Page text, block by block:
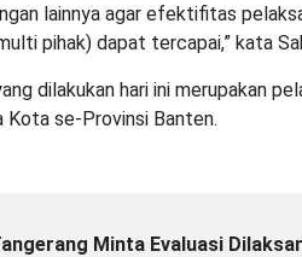
lainnya agar efektifitas
pihak) dapat tercapai,” kata
dilakukan hari ini merupakan
Kota se-Provinsi Banten.
Minta Evaluasi